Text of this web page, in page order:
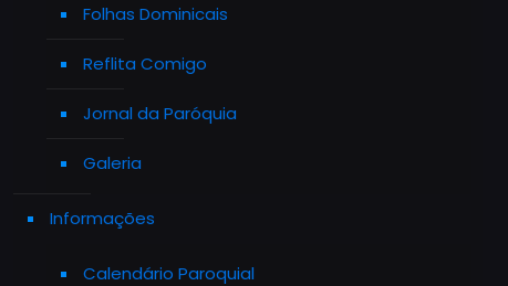
Folhas Dominicais
Reflita Comigo
Jornal da Paróquia
Galeria
Informações
Calendário Paroquial